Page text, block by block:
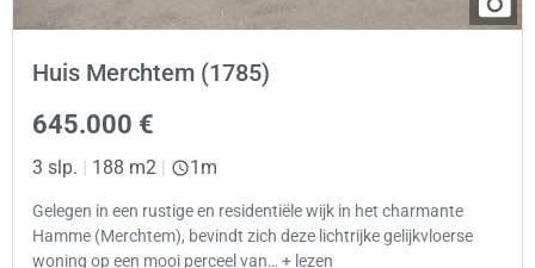
Huis Merchtem (1785)
645.000 €
3 slp. | 188 m2 | 1m
Gelegen in een rustige en residentiële wijk in het charmante
Hamme (Merchtem), bevindt zich deze lichtrijke gelijkvloerse
woning op een mooi perceel van… + lezen